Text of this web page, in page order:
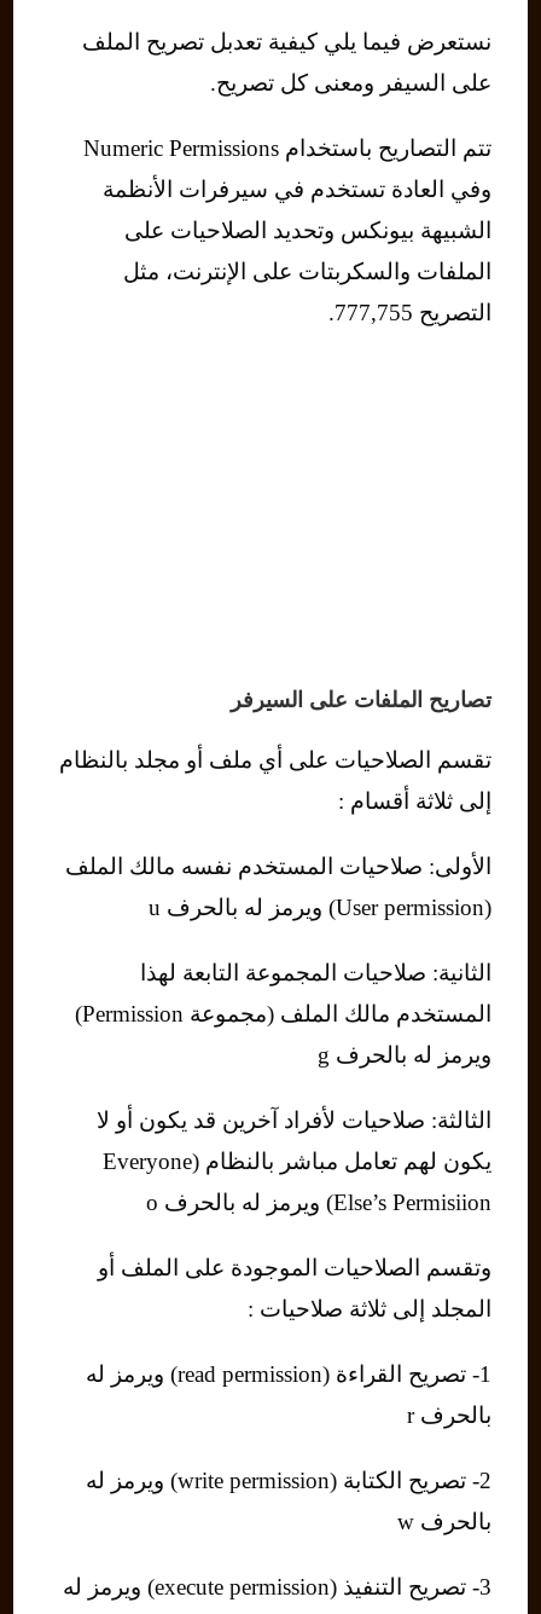
نستعرض فيما يلي كيفية تعدبل تصريح الملف
على السيفر ومعنى كل تصريح.
تتم التصاريح باستخدام Numeric Permissions
وفي العادة تستخدم في سيرفرات الأنظمة
الشبيهة بيونكس وتحديد الصلاحيات على
الملفات والسكربتات على الإنترنت، مثل
التصريح 777,755.
تصاريح الملفات على السيرفر
تقسم الصلاحيات على أي ملف أو مجلد بالنظام
إلى ثلاثة أقسام :
الأولى: صلاحيات المستخدم نفسه مالك الملف
(User permission) ويرمز له بالحرف u
الثانية: صلاحيات المجموعة التابعة لهذا
المستخدم مالك الملف (مجموعة Permission)
ويرمز له بالحرف g
الثالثة: صلاحيات لأفراد آخرين قد يكون أو لا
يكون لهم تعامل مباشر بالنظام (Everyone
Else’s Permisiion) ويرمز له بالحرف o
وتقسم الصلاحيات الموجودة على الملف أو
المجلد إلى ثلاثة صلاحيات :
1- تصريح القراءة (read permission) ويرمز له
بالحرف r
2- تصريح الكتابة (write permission) ويرمز له
بالحرف w
3- تصريح التنفيذ (execute permission) ويرمز له